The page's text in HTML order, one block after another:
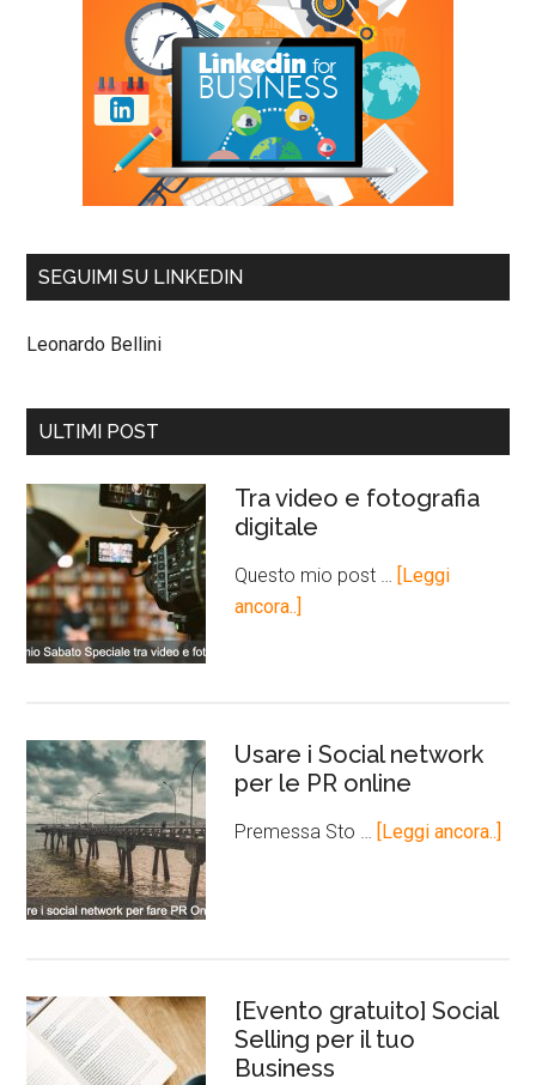
SEGUIMI SU LINKEDIN
Leonardo Bellini
ULTIMI POST
Tra video e fotografia
digitale
Questo mio post …
[Leggi
ancora..]
Usare i Social network
per le PR online
Premessa Sto … [Leggi ancora..]
[Evento gratuito] Social
Selling per il tuo
Business